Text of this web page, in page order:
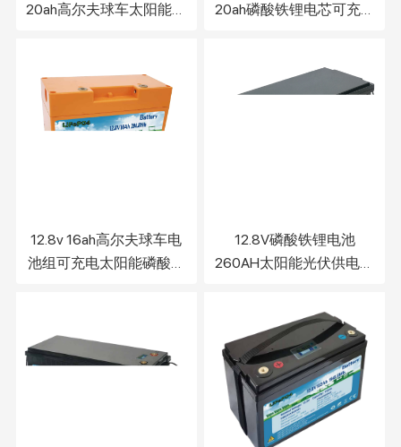
20ah高尔夫球车太阳能储
20ah磷酸铁锂电芯可充电
12.8v 16ah高尔夫球车电
池组可充电太阳能磷酸铁
12.8V磷酸铁锂电池
260AH太阳能光伏供电大